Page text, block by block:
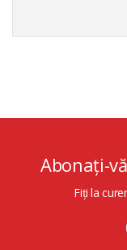
Abonați-
Fiți la